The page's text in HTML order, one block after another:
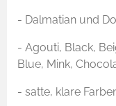
- Dalmatian und
- Agouti, Black,
Blue, Mink,
- satte, klare